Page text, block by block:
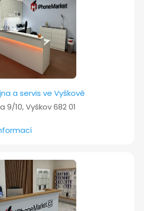
a servis ve Vyškově
9/10, Vyškov 682 01